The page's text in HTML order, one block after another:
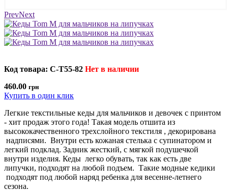
PrevNext
Код товара: C-T55-82 Нет в наличии
460.00 грн
Купить в один клик
Легкие текстильные кеды для мальчиков и девочек с принтом
- хит продаж этого года! Такая модель отшита из
высококачественного трехслойного текстиля , декорирована
надписями. Внутри есть кожаная стелька с супинатором и
легкий подклад. Задник жесткий, с мягкой подушечкой
внутри изделия. Кеды легко обувать, так как есть две
липучки, подходят на любой подъем. Такие модные кедики
подходят под любой наряд ребенка для весенне-летнего
сезона.